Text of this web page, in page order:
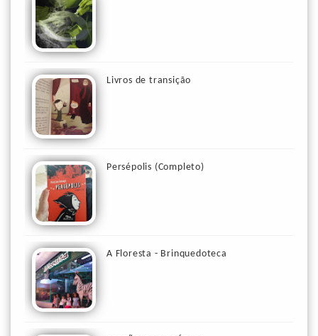
Livros de transição
Persépolis (Completo)
A Floresta - Brinquedoteca